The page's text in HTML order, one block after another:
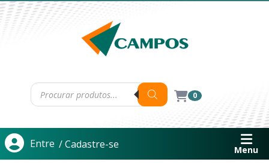
0
Entre / Cadastre-se Menu